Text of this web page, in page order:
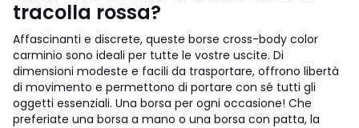
tracolla rossa?
Affascinanti e discrete, queste borse cross-body color
carminio sono ideali per tutte le vostre uscite. Di
dimensioni modeste e facili da trasportare, offrono libertà
di movimento e permettono di portare con sé tutti gli
oggetti essenziali. Una borsa per ogni occasione! Che
preferiate una borsa a mano o una borsa con patta, la